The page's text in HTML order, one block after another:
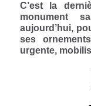
C’est la
monument
aujourd’hui,
ses
urgente,